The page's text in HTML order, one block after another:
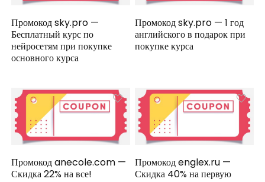
Промокод sky.pro —
Бесплатный курс по
нейросетям при покупке
основного курса
Промокод sky.pro — 1 год
английского в подарок при
покупке курса
Промокод anecole.com —
Скидка 22% на все!
Промокод englex.ru —
Скидка 40% на первую